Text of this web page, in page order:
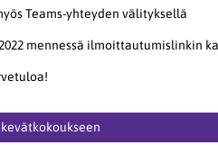
Teams-yhteyden välityksellä
mennessä ilmoittautumislinkin